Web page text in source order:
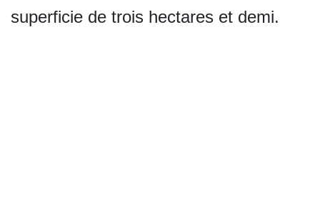
superficie de trois hectares et demi.